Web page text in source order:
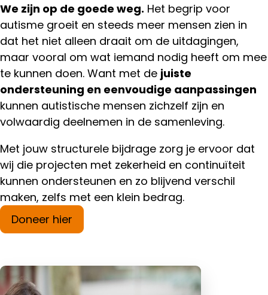
We zijn op de goede weg. Het begrip voor
autisme groeit en steeds meer mensen zien in
dat het niet alleen draait om de uitdagingen,
maar vooral om wat iemand nodig heeft om mee
te kunnen doen. Want met de juiste
ondersteuning en eenvoudige aanpassingen
kunnen autistische mensen zichzelf zijn en
volwaardig deelnemen in de samenleving.
Met jouw structurele bijdrage zorg je ervoor dat
wij die projecten met zekerheid en continuïteit
kunnen ondersteunen en zo blijvend verschil
maken, zelfs met een klein bedrag.
Doneer hier